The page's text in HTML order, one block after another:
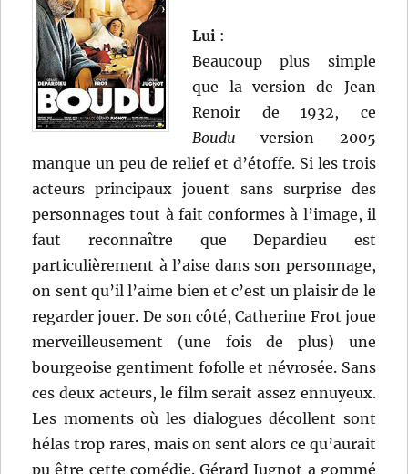
Lui :
Beaucoup plus simple
que la version de Jean
Renoir de 1932, ce
Boudu version 2005
manque un peu de relief et d’étoffe. Si les trois
acteurs principaux jouent sans surprise des
personnages tout à fait conformes à l’image, il
faut reconnaître que Depardieu est
particulièrement à l’aise dans son personnage,
on sent qu’il l’aime bien et c’est un plaisir de le
regarder jouer. De son côté, Catherine Frot joue
merveilleusement (une fois de plus) une
bourgeoise gentiment fofolle et névrosée. Sans
ces deux acteurs, le film serait assez ennuyeux.
Les moments où les dialogues décollent sont
hélas trop rares, mais on sent alors ce qu’aurait
pu être cette comédie. Gérard Jugnot a gommé